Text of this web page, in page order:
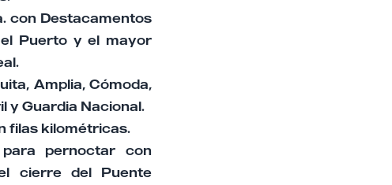
con Destacamentos
el Puerto y el mayor
Amplia, Cómoda,
y Guardia Nacional.
filas kilométricas.
pernoctar con
cierre del Puente